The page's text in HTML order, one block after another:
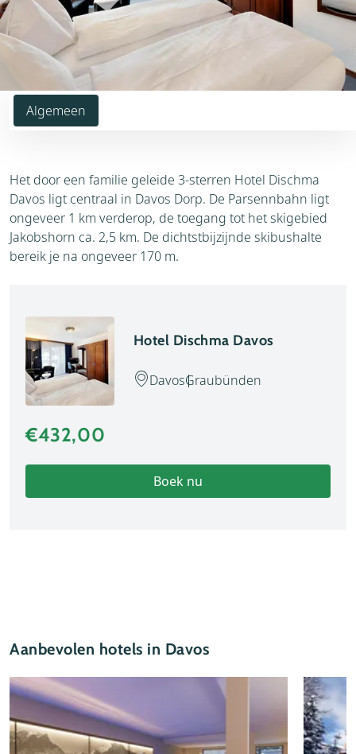
Algemeen
Het door een familie geleide 3-sterren Hotel Dischma
Davos ligt centraal in Davos Dorp. De Parsennbahn ligt
ongeveer 1 km verderop, de toegang tot het skigebied
Jakobshorn ca. 2,5 km. De dichtstbijzijnde skibushalte
bereik je na ongeveer 170 m.
Hotel Dischma Davos
DavosGraubünden
€432,00
Boek nu
Aanbevolen hotels in Davos